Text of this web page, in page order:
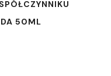
50ML